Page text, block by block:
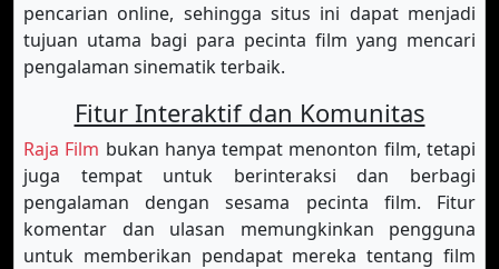
pencarian online, sehingga situs ini dapat menjadi
tujuan utama bagi para pecinta film yang mencari
pengalaman sinematik terbaik.
Fitur Interaktif dan Komunitas
Raja Film bukan hanya tempat menonton film, tetapi
juga tempat untuk berinteraksi dan berbagi
pengalaman dengan sesama pecinta film. Fitur
komentar dan ulasan memungkinkan pengguna
untuk memberikan pendapat mereka tentang film